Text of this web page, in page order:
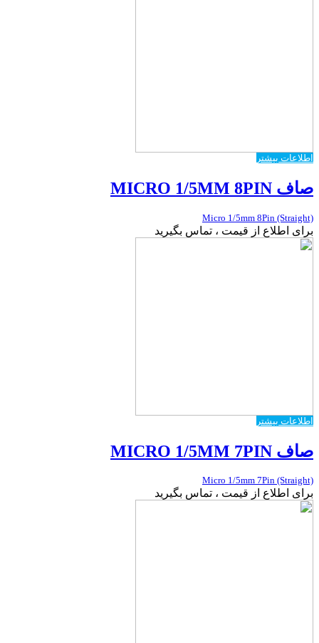
اطلاعات بیشتر
صاف MICRO 1/5MM 8PIN
Micro 1/5mm 8Pin (Straight)
برای اطلاع از قیمت ، تماس بگیرید
اطلاعات بیشتر
صاف MICRO 1/5MM 7PIN
Micro 1/5mm 7Pin (Straight)
برای اطلاع از قیمت ، تماس بگیرید